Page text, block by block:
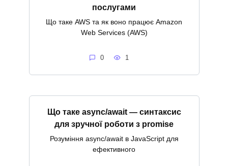
послугами
Що таке AWS та як воно працює Amazon
Web Services (AWS)
0 1
Що таке async/await — синтаксис
для зручної роботи з promise
Розуміння async/await в JavaScript для
ефективного